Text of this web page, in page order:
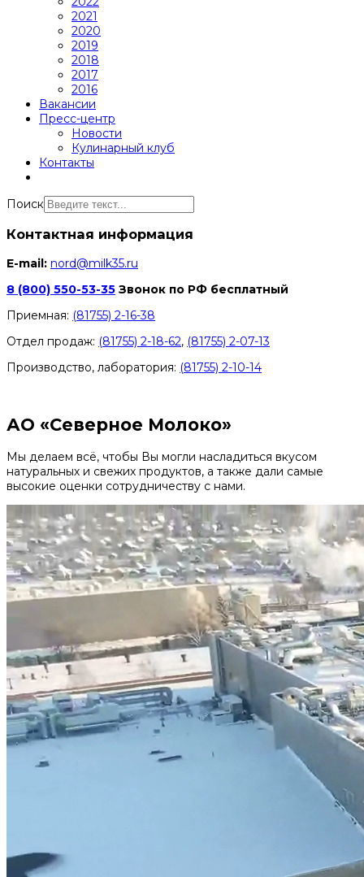
2021
2020
2019
2018
2017
2016
Вакансии
Пресс-центр
Новости
Кулинарный клуб
Контакты
Поиск
Контактная информация
E-mail: nord@milk35.ru
8 (800) 550-53-35 Звонок по РФ бесплатный
Приемная: (81755) 2-16-38
Отдел продаж: (81755) 2-18-62, (81755) 2-07-13
Производство, лаборатория: (81755) 2-10-14
АО «Северное Молоко»
Мы делаем всё, чтобы Вы могли насладиться вкусом
натуральных и свежих продуктов, а также дали самые
высокие оценки сотрудничеству с нами.